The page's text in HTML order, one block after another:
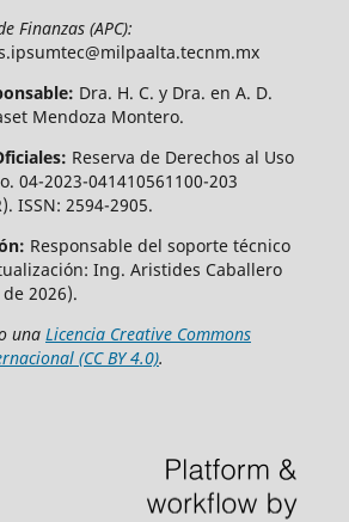
Finanzas (APC):
Dra. H. C. y Dra. en A. D.
Mendoza Montero.
Reserva de Derechos al Uso
04-2023-041410561100-203
ISSN: 2594-2905.
Responsable del soporte técnico
Ing. Aristides Caballero
2026).
una Licencia Creative Commons
(CC BY 4.0).